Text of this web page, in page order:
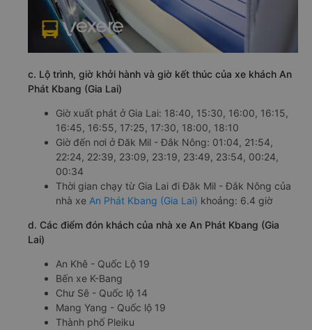
c. Lộ trình, giờ khởi hành và giờ kết thúc của xe khách An
Phát Kbang (Gia Lai)
Giờ xuất phát ở Gia Lai: 18:40, 15:30, 16:00, 16:15,
16:45, 16:55, 17:25, 17:30, 18:00, 18:10
Giờ đến nơi ở Đăk Mil - Đắk Nông: 01:04, 21:54,
22:24, 22:39, 23:09, 23:19, 23:49, 23:54, 00:24,
00:34
Thời gian chạy từ Gia Lai đi Đăk Mil - Đắk Nông của
nhà xe An Phát Kbang (Gia Lai) khoảng: 6.4 giờ
d. Các điểm đón khách của nhà xe An Phát Kbang (Gia
Lai)
An Khê - Quốc Lộ 19
Bến xe K-Bang
Chư Sê - Quốc lộ 14
Mang Yang - Quốc lộ 19
Thành phố Pleiku